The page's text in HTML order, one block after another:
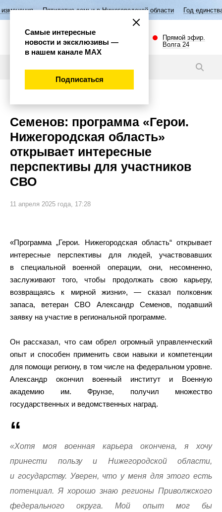
Пятилетие семьи в Нижегородской области Год единства народов
Прямой эфир.
Волга 24
Семенов: программа «Герои.
Нижегородская область»
открывает интересные
перспективы для участников
СВО
11 апреля 2025 года, 17:28
«Программа „Герои. Нижегородская область“ открывает
интересные перспективы для людей, участвовавших
в специальной военной операции, они, несомненно,
заслуживают того, чтобы продолжать свою карьеру,
возвращаясь к мирной жизни», — сказал полковник
запаса, ветеран СВО Александр Семенов, подавший
заявку на участие в региональной программе.
Он рассказал, что сам обрел огромный управленческий
опыт и способен применить свои навыки и компетенции
для помощи региону, в том числе на федеральном уровне.
Александр окончил военный институт и Военную
академию им. Фрунзе, получил множество
государственных и ведомственных наград.
«Хотя моя военная карьера окончена, я хочу
принести пользу и Нижегородской области,
и государству. Уверен, что у меня для этого есть
потенциал. Я хорошо знаю регионы Приволжского
федерального округа. Мой опыт мог бы
Самые интересные
новости и эксклюзивы —
в нашем канале МАХ
Подписаться